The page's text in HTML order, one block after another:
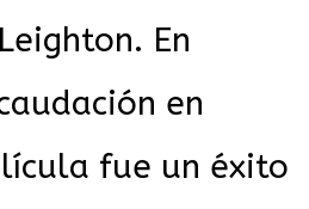
En
en
fue un éxito